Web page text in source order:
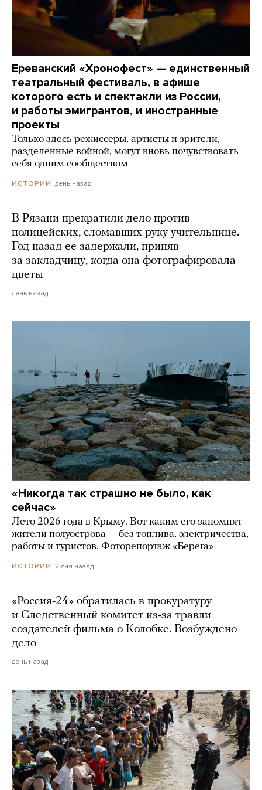
Ереванский «Хронофест» — единственный
театральный фестиваль, в афише
которого есть и спектакли из России,
и работы эмигрантов, и иностранные
проекты
Только здесь режиссеры, артисты и зрители,
разделенные войной, могут вновь почувствовать
себя одним сообществом
ИСТОРИИ день назад
В Рязани прекратили дело против
полицейских, сломавших руку учительнице.
Год назад ее задержали, приняв
за закладчицу, когда она фотографировала
цветы
день назад
«Никогда так страшно не было, как
сейчас»
Лето 2026 года в Крыму. Вот каким его запомнят
жители полуострова — без топлива, электричества,
работы и туристов. Фоторепортаж «Берега»
ИСТОРИИ 2 дня назад
«Россия-24» обратилась в прокуратуру
и Следственный комитет из-за травли
создателей фильма о Колобке. Возбуждено
дело
день назад